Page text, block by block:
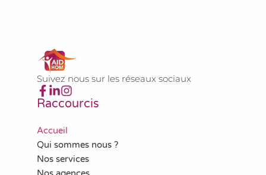
Suivez nous sur les réseaux sociaux
Raccourcis
Accueil
Qui sommes nous ?
Nos services